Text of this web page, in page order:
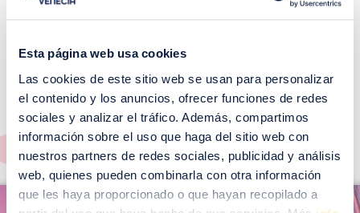
Esta página web usa cookies
Las cookies de este sitio web se usan para personalizar
el contenido y los anuncios, ofrecer funciones de redes
sociales y analizar el tráfico. Además, compartimos
información sobre el uso que haga del sitio web con
nuestros partners de redes sociales, publicidad y análisis
web, quienes pueden combinarla con otra información
que les haya proporcionado o que hayan recopilado a
¡No te pierdas nuestros
EVENTOS!
Ver todos >
m